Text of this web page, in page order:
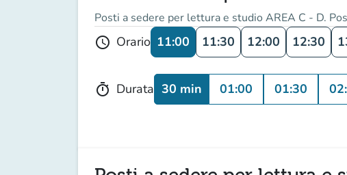
Posti a sedere per lettura e studio AREA C - D.
schedule Orario 11:00 11:30 12:00 12:30
timer Durata 30 min 01:00 01:30